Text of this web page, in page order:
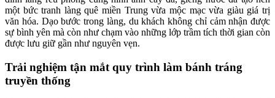
một bức tranh làng quê miền Trung vừa mộc mạc vừa giàu giá trị
văn hóa. Dạo bước trong làng, du khách không chỉ cảm nhận được
sự bình yên mà còn như chạm vào những lớp trầm tích thời gian còn
được lưu giữ gần như nguyên vẹn.
Trải nghiệm tận mắt quy trình làm bánh tráng
truyền thống